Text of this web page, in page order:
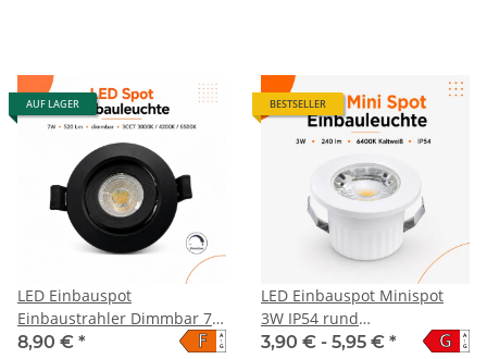
AUF LAGER
LED Einbauspot
Einbaustrahler Dimmbar 7W
schwarz rund IP20
8,90 € * A
↑
G
F
BESTSELLER
LED Einbauspot Minispot
3W IP54 rund
weiß/schwarz/gold/silber Ø
3,90 € - 5,95 € * A
↑
G
G